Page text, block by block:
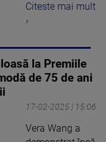
Citeste mai mult
›
la Premiile
de 75 de ani
17-02-2025 | 15:06
Vera Wang a